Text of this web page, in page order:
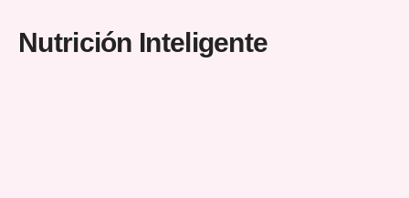
Nutrición Inteligente